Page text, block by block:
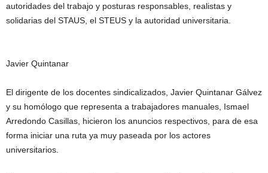
autoridades del trabajo y posturas responsables, realistas y
solidarias del STAUS, el STEUS y la autoridad universitaria.
Javier Quintanar
El dirigente de los docentes sindicalizados, Javier Quintanar Gálvez
y su homólogo que representa a trabajadores manuales, Ismael
Arredondo Casillas, hicieron los anuncios respectivos, para de esa
forma iniciar una ruta ya muy paseada por los actores
universitarios.